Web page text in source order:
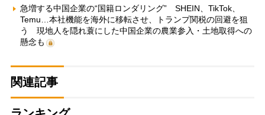
急増する中国企業の“国籍ロンダリング” SHEIN、TikTok、
Temu…本社機能を海外に移転させ、トランプ関税の回避を狙
う 現地人を隠れ蓑にした中国企業の農業参入・土地取得への
懸念も
関連記事